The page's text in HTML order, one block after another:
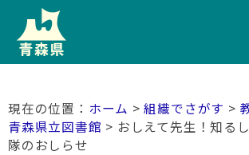
ホーム >組織でさがす >
青森県立図書館 > おしえて先生！知る
隊のおしらせ